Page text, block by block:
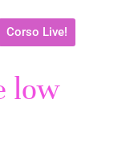
Corso Live!
low